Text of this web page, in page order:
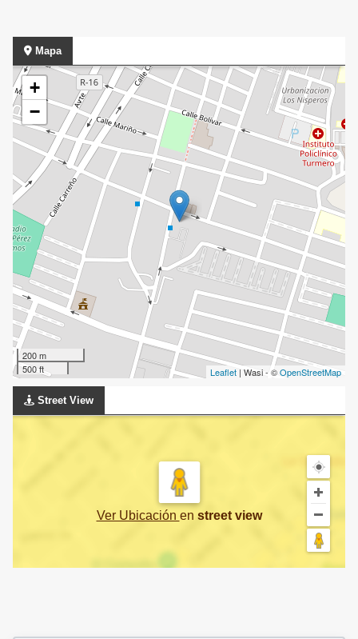
Mapa
+
−
200 m
500 ft
Leaflet | Wasi - ©OpenStreetMap
Street View
Ver Ubicación en street view